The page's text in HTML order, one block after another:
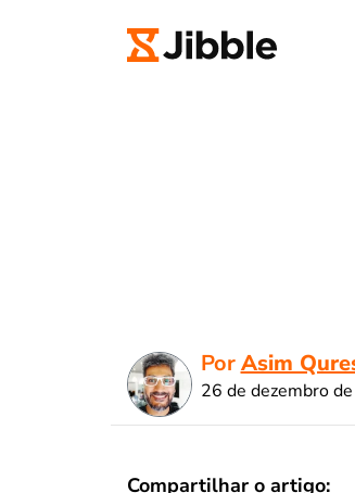
PorAsim
26 de dezembro
Compartilhar o artigo: